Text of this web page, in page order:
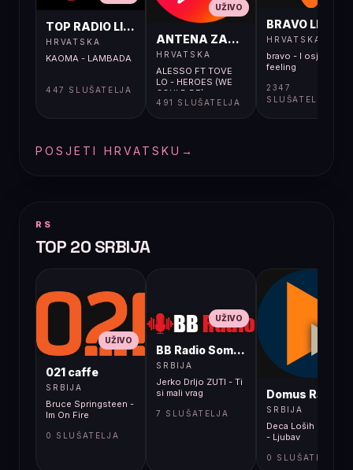
TOP RADIO LIVE
HRVATSKA
KAOMA - LAMBADA
447 SLUŠATELJA
UŽIVO
ANTENA ZAGREB LIVE
HRVATSKA
ALESSO FT TOVE
LO - HEROES (WE
COULD BE)
491 SLUŠATELJA
BRAVO LIVE
HRVATSKA
bravo - I osjećaj i
feeling
2347
SLUŠATELJA
POSJETI HRVATSKU →
RS
TOP 20 SRBIJA
UŽIVO
021 caffe
SRBIJA
Bruce Springsteen -
Im On Fire
0 SLUŠATELJA
UŽIVO
BB Radio Sombor
SRBIJA
Jerko Drljo ZUTI - Ti
si mali vrag
7 SLUŠATELJA
Domus Radio
SRBIJA
Deca Loših
- Ljubav
0 SLUŠATELJA